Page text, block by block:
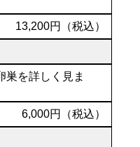
13,200円（税込）
巣を詳しく見ま
6,000円（税込）